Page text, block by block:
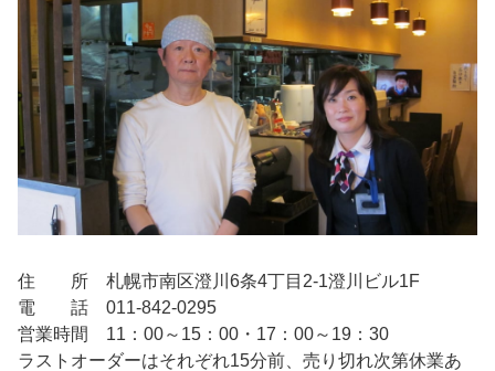
住 所 札幌市南区澄川6条4丁目2-1澄川ビル1F
電 話 011-842-0295
営業時間 11：00～15：00・17：00～19：30
ラストオーダーはそれぞれ15分前、売り切れ次第休業あ